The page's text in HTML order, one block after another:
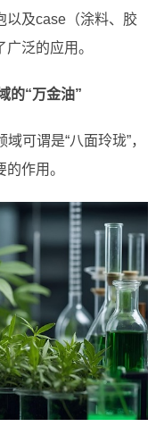
以及case（涂料、胶
泛的应用。
的“万金油”
可谓是“八面玲珑”，
作用。